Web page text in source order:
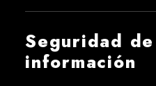
Seguridad
información